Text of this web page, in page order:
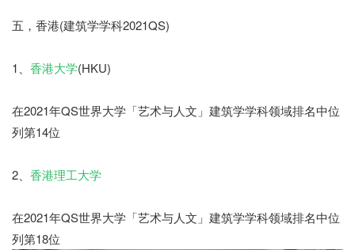
五，香港(建筑学学科2021QS)
1、 香港大学(HKU)
在2021年QS世界大学「艺术与人文」建筑学学科领域排名中位
列第14位
2、 香港理工大学
在2021年QS世界大学「艺术与人文」建筑学学科领域排名中位
列第18位